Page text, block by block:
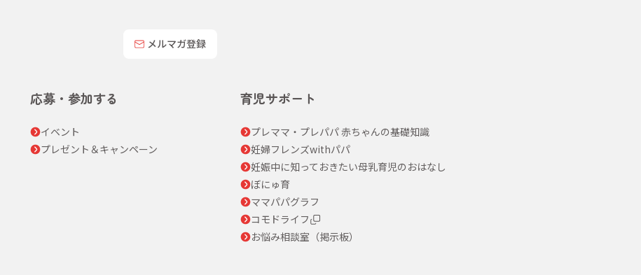
メルマガ登録
応募・参加する
イベント
プレゼント＆キャンペーン
育児サポート
プレママ・プレパパ 赤ちゃんの基礎知識
妊婦フレンズwithパパ
妊娠中に知っておきたい母乳育児のおはなし
ぼにゅ育
ママパパグラフ
コモドライフ
お悩み相談室（掲示板）